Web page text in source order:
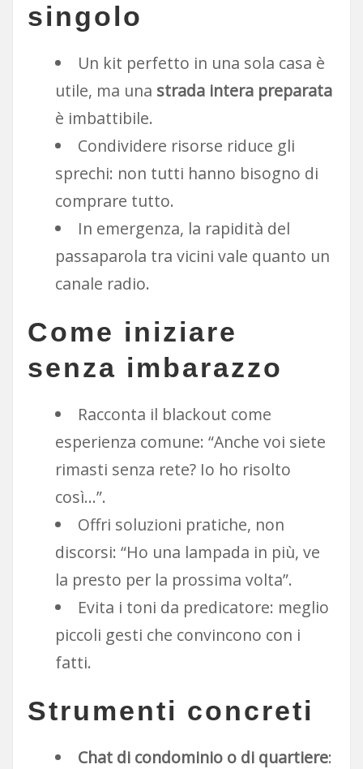
singolo
Un kit perfetto in una sola casa è
utile, ma una strada intera preparata
è imbattibile.
Condividere risorse riduce gli
sprechi: non tutti hanno bisogno di
comprare tutto.
In emergenza, la rapidità del
passaparola tra vicini vale quanto un
canale radio.
Come iniziare
senza imbarazzo
Racconta il blackout come
esperienza comune: “Anche voi siete
rimasti senza rete? Io ho risolto
così…”.
Offri soluzioni pratiche, non
discorsi: “Ho una lampada in più, ve
la presto per la prossima volta”.
Evita i toni da predicatore: meglio
piccoli gesti che convincono con i
fatti.
Strumenti concreti
Chat di condominio o di quartiere: